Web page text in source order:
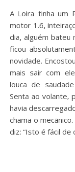
A Loira tinha um Palio weekend “jóia”, daqueles antigos,
motor 1.6,
dia, alguém bateu
ficou
novidade.
mais sair com
louca de
Senta ao volante,
havia
chama o
diz: “Isto é fácil